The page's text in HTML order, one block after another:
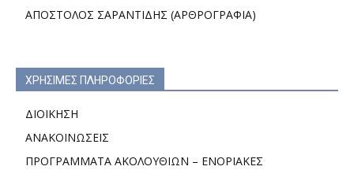
ΑΠΟΣΤΟΛΟΣ ΣΑΡΑΝΤΙΔΗΣ (ΑΡΘΡΟΓΡΑΦΙΑ)
ΧΡΗΣΙΜΕΣ ΠΛΗΡΟΦΟΡΙΕΣ
ΔΙΟΙΚΗΣΗ
ΑΝΑΚΟΙΝΩΣΕΙΣ
ΠΡΟΓΡΑΜΜΑΤΑ ΑΚΟΛΟΥΘΙΩΝ – ΕΝΟΡΙΑΚΕΣ